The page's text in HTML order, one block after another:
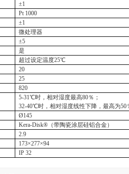
±1
Pt 1000
±1
微处理器
±5
是
超过设定温度25℃
20
25
820
5-31℃时，相对湿度最高80％；
32-40℃时，相对湿度线性下降，最高为50
Ø145
Kera-Disk® （带陶瓷涂层硅铝合金）
2.9
173×277×94
IP 32